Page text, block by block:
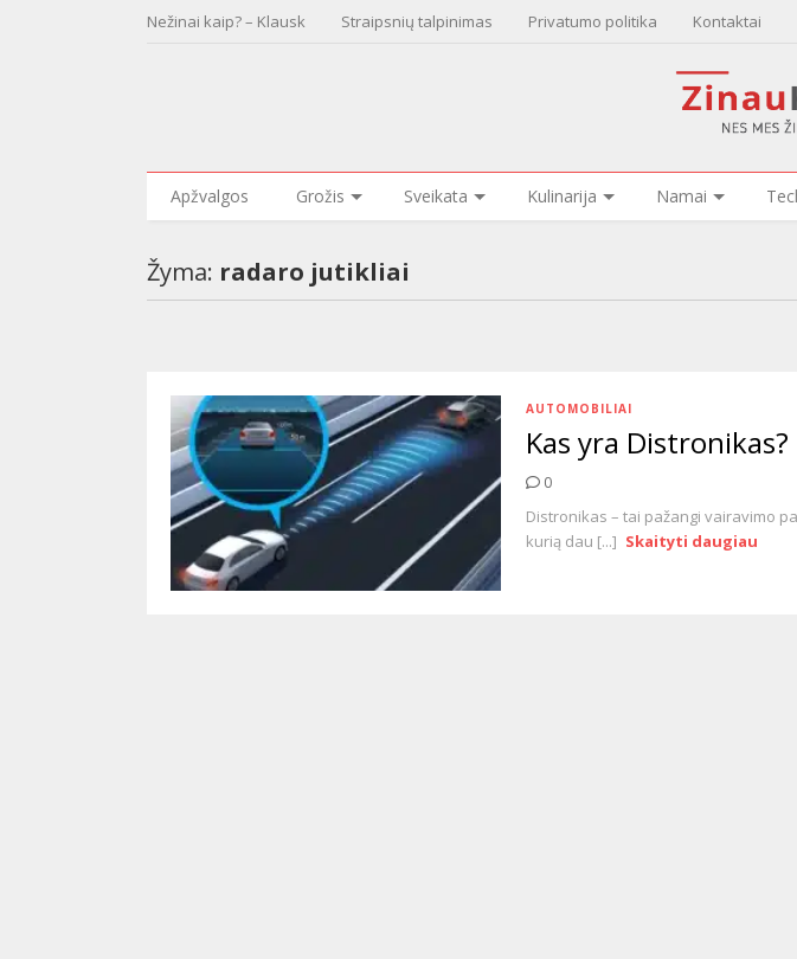
Nežinai kaip? – Klausk Straipsnių talpinimas Privatumo politika Kontaktai
Apžvalgos Grožis Sveikata Kulinarija Namai
Žyma: radaro jutikliai
AUTOMOBILIAI
Kas yra Distronikas?
0
Distronikas – tai pažangi vairavimo
kurią dau [...] Skaityti daugiau